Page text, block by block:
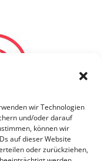
wir Technologien
und/oder darauf
können wir
auf dieser Website
oder zurückziehen,